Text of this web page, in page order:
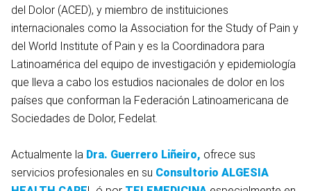
del Dolor (ACED), y miembro de instituiciones
internacionales como la Association for the Study of Pain y
del World Institute of Pain y es la Coordinadora para
Latinoamérica del equipo de investigación y epidemiología
que lleva a cabo los estudios nacionales de dolor en los
países que conforman la Federación Latinoamericana de
Sociedades de Dolor, Fedelat.
Actualmente la Dra. Guerrero Liñeiro, ofrece sus
servicios profesionales en su Consultorio ALGESIA